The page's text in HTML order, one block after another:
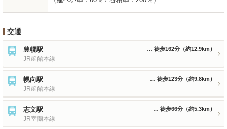
交通
豊幌駅
JR函館本線
徒歩162分 （約12.9km）
幌向駅
JR函館本線
徒歩123分 （約9.8km）
志文駅
JR室蘭本線
徒歩66分 （約5.3km）